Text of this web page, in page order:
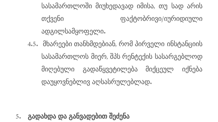
სასამართლოში მიუხედავად იმისა,თუ სად არის
თქვენი
ფაქტობრივი/იურიდიული
ადგილსამყოფელი.
4.5.
მხარეები თანხმდებიან,რომ პირველი ინსტანციის
სასამართლოს მიერ, შპს რენტექის სასარგებლოდ
მიღებული
გადაწყვეტილება მიქცეულ
იქნება
დაუყოვნებლივ აღსასრულებლად.
5. გადახდა და განვადებით შეძენა